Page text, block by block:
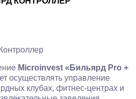
Microinvest «Бильярд Pro +
осуществлять управление
клубах, фитнес-центрах и